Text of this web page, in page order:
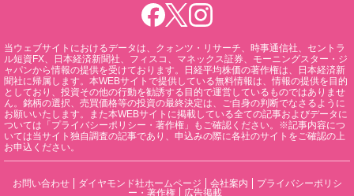
当ウェブサイトにおけるデータは、クォンツ・リサーチ、時事通信社、セントラ
ル短資FX、日本経済新聞社、フィスコ、マネックス証券、モーニングスター・ジ
ャパンから情報の提供を受けております。日経平均株価の著作権は、日本経済新
聞社に帰属します。本WEBサイトで提供している無料情報は、情報の提供を目的
としており、投資その他の行動を勧誘する目的で運営しているものではありませ
ん。銘柄の選択、売買価格等の投資の最終決定は、ご自身の判断でなさるように
お願いいたします。また本WEBサイトに掲載している全ての記事およびデータに
ついては「プライバシーポリシー・著作権」もご確認ください。※記事内容につ
いては当サイト独自調査の記事であり、申込みの際に各社のサイトをご確認の上
お申込ください。
お問い合わせ ダイヤモンド社ホームページ 会社案内
プライバシーポリシ
ー・著作権
広告掲載